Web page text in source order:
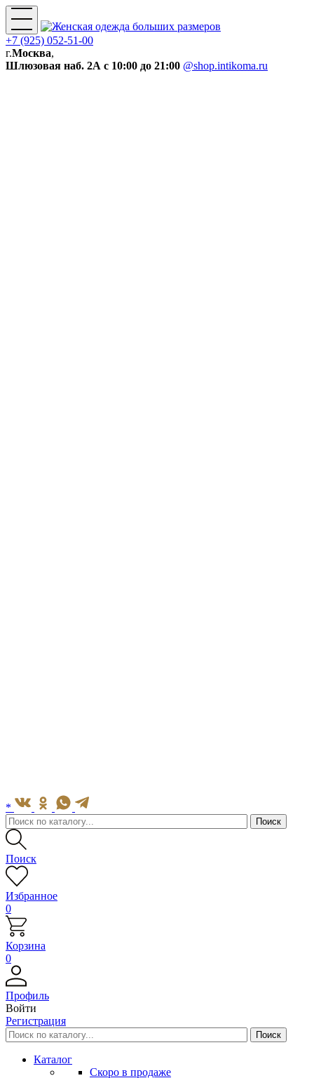
+7 (925) 052-51-00
г.Москва,
Шлюзовая наб. 2А с 10:00 до 21:00 @shop.intikoma.ru
*
Поиск
Избранное
0
Корзина
0
Профиль
Войти
Регистрация
Каталог
Скоро в продаже